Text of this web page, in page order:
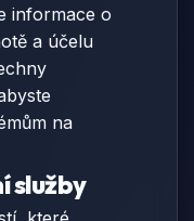
informace o
a účelu
na
služby